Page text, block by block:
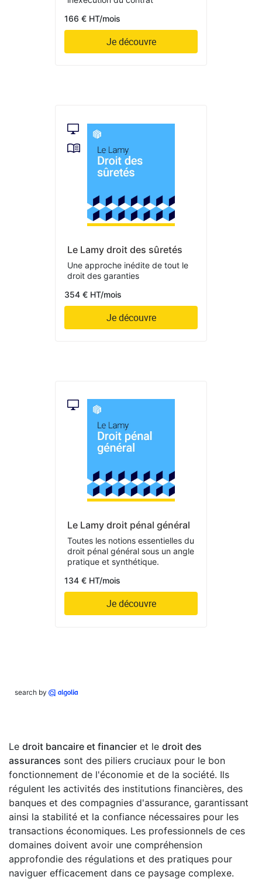
166 € HT/mois
Je découvre
Le Lamy droit des sûretés
Une approche inédite de tout le
droit des garanties
354 € HT/mois
Je découvre
Le Lamy droit pénal général
Toutes les notions essentielles du
droit pénal général sous un angle
pratique et synthétique.
134 € HT/mois
Je découvre
search by
Le droit bancaire et financier et le droit des
assurances sont des piliers cruciaux pour le bon
fonctionnement de l'économie et de la société. Ils
régulent les activités des institutions financières, des
banques et des compagnies d'assurance, garantissant
ainsi la stabilité et la confiance nécessaires pour les
transactions économiques. Les professionnels de ces
domaines doivent avoir une compréhension
approfondie des régulations et des pratiques pour
naviguer efficacement dans ce paysage complexe.